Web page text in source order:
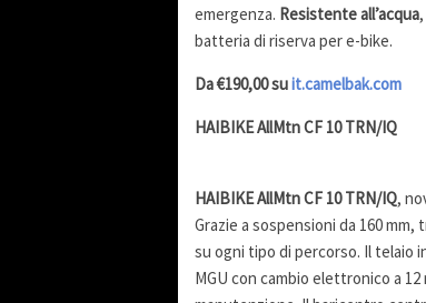
emergenza. Resistente all’acqua
batteria di riserva per e-bike.
Da €190,00 suit.camelbak.com
HAIBIKE AllMtn CF 10 TRN/IQ
HAIBIKE AllMtn CF 10 TRN/IQ,
Grazie a sospensioni da 160
su ogni tipo di percorso. Il telaio
MGU con cambio elettronico a